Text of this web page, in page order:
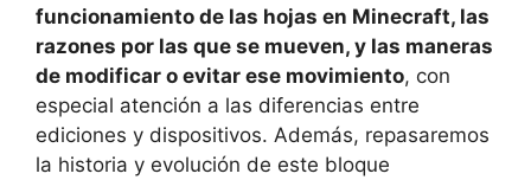
funcionamiento de las hojas en Minecraft, las
razones por las que se mueven, y las maneras
de modificar o evitar ese movimiento, con
especial atención a las diferencias entre
ediciones y dispositivos. Además, repasaremos
la historia y evolución de este bloque